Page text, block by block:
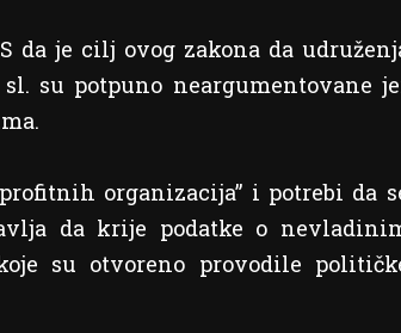
da je cilj ovog zakona da
su potpuno neargumentovane
organizacija” i potrebi da
da krije podatke o
su otvoreno provodile